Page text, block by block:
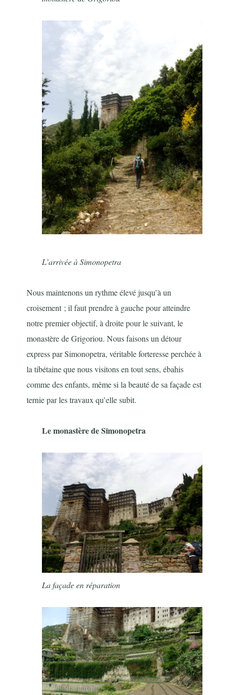
L’arrivée à Simonopetra
Nous maintenons un rythme élevé jusqu’à un
croisement ; il faut prendre à gauche pour atteindre
notre premier objectif, à droite pour le suivant, le
monastère de Grigoriou. Nous faisons un détour
express par Simonopetra, véritable forteresse perchée à
la tibétaine que nous visitons en tout sens, ébahis
comme des enfants, même si la beauté de sa façade est
ternie par les travaux qu’elle subit.
Le monastère de Simonopetra
La façade en réparation